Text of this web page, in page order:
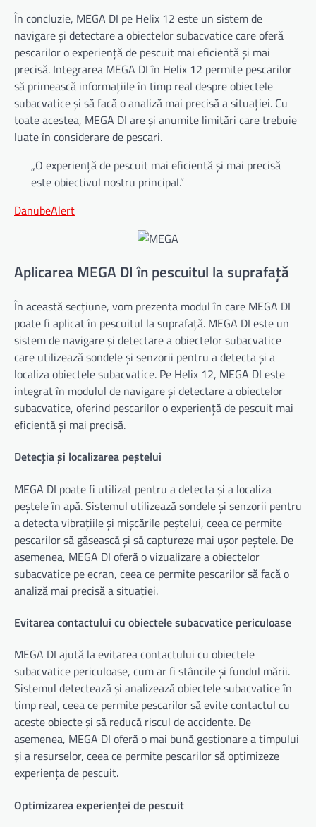
În concluzie, MEGA DI pe Helix 12 este un sistem de
navigare și detectare a obiectelor subacvatice care oferă
pescarilor o experiență de pescuit mai eficientă și mai
precisă. Integrarea MEGA DI în Helix 12 permite pescarilor
să primească informațiile în timp real despre obiectele
subacvatice și să facă o analiză mai precisă a situației. Cu
toate acestea, MEGA DI are și anumite limitări care trebuie
luate în considerare de pescari.
„O experiență de pescuit mai eficientă și mai precisă
este obiectivul nostru principal.”
DanubeAlert
Aplicarea MEGA DI în pescuitul la suprafață
În această secțiune, vom prezenta modul în care MEGA DI
poate fi aplicat în pescuitul la suprafață. MEGA DI este un
sistem de navigare și detectare a obiectelor subacvatice
care utilizează sondele și senzorii pentru a detecta și a
localiza obiectele subacvatice. Pe Helix 12, MEGA DI este
integrat în modulul de navigare și detectare a obiectelor
subacvatice, oferind pescarilor o experiență de pescuit mai
eficientă și mai precisă.
Detecția și localizarea peștelui
MEGA DI poate fi utilizat pentru a detecta și a localiza
peștele în apă. Sistemul utilizează sondele și senzorii pentru
a detecta vibrațiile și mișcările peștelui, ceea ce permite
pescarilor să găsească și să captureze mai ușor peștele. De
asemenea, MEGA DI oferă o vizualizare a obiectelor
subacvatice pe ecran, ceea ce permite pescarilor să facă o
analiză mai precisă a situației.
Evitarea contactului cu obiectele subacvatice periculoase
MEGA DI ajută la evitarea contactului cu obiectele
subacvatice periculoase, cum ar fi stâncile și fundul mării.
Sistemul detectează și analizează obiectele subacvatice în
timp real, ceea ce permite pescarilor să evite contactul cu
aceste obiecte și să reducă riscul de accidente. De
asemenea, MEGA DI oferă o mai bună gestionare a timpului
și a resurselor, ceea ce permite pescarilor să optimizeze
experiența de pescuit.
Optimizarea experienței de pescuit